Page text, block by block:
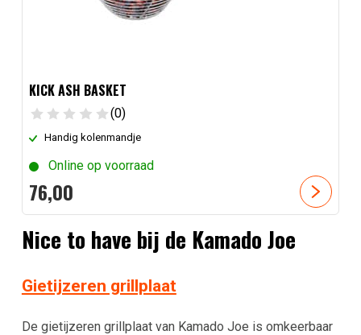
KICK ASH BASKET
(0)
Handig kolenmandje
Online op voorraad
76,00
Nice to have bij de Kamado Joe
Gietijzeren grillplaat
De gietijzeren grillplaat van Kamado Joe is omkeerbaar